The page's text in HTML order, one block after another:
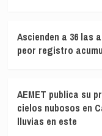
Ascienden a 36 las
peor registro
AEMET publica su
cielos nubosos en
lluvias en este